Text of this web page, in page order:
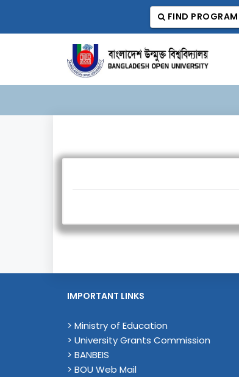
FIND PROGRAM
IMPORTANT LINKS
> Ministry of Education
> University Grants Commission
> BANBEIS
> BOU Web Mail